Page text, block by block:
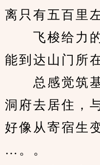
离只有五百里
飞梭给力的
能到达山门所
总感觉筑基
洞府去居住，
好像从寄宿生
…。。